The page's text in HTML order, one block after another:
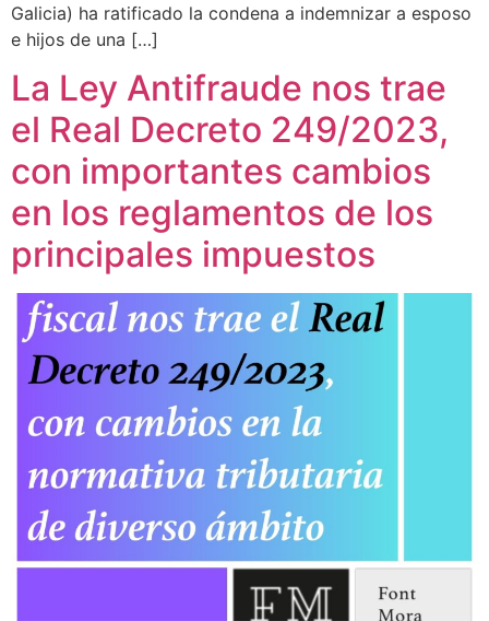
Galicia) ha ratificado la condena a indemnizar a esposo
e hijos de una […]
La Ley Antifraude nos trae
el Real Decreto 249/2023,
con importantes cambios
en los reglamentos de los
principales impuestos